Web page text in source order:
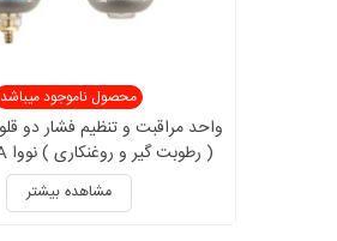
محصول ناموجود میباشد
NTF2780
مشاهده بیشتر